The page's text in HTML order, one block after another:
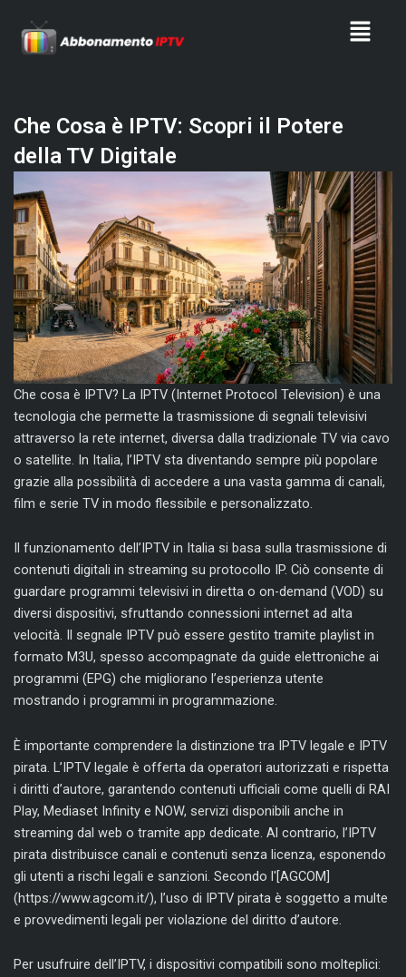
content
Menu
Che Cosa è IPTV: Scopri il Potere
della TV Digitale
Che cosa è IPTV? La IPTV (Internet Protocol Television) è una
tecnologia che permette la trasmissione di segnali televisivi
attraverso la rete internet, diversa dalla tradizionale TV via cavo
o satellite. In Italia, l’IPTV sta diventando sempre più popolare
grazie alla possibilità di accedere a una vasta gamma di canali,
film e serie TV in modo flessibile e personalizzato.
Il funzionamento dell’IPTV in Italia si basa sulla trasmissione di
contenuti digitali in streaming su protocollo IP. Ciò consente di
guardare programmi televisivi in diretta o on-demand (VOD) su
diversi dispositivi, sfruttando connessioni internet ad alta
velocità. Il segnale IPTV può essere gestito tramite playlist in
formato M3U, spesso accompagnate da guide elettroniche ai
programmi (EPG) che migliorano l’esperienza utente
mostrando i programmi in programmazione.
È importante comprendere la distinzione tra IPTV legale e IPTV
pirata. L’IPTV legale è offerta da operatori autorizzati e rispetta
i diritti d’autore, garantendo contenuti ufficiali come quelli di RAI
Play, Mediaset Infinity e NOW, servizi disponibili anche in
streaming dal web o tramite app dedicate. Al contrario, l’IPTV
pirata distribuisce canali e contenuti senza licenza, esponendo
gli utenti a rischi legali e sanzioni. Secondo l'[AGCOM]
(https://www.agcom.it/), l’uso di IPTV pirata è soggetto a multe
e provvedimenti legali per violazione del diritto d’autore.
Per usufruire dell’IPTV, i dispositivi compatibili sono molteplici: